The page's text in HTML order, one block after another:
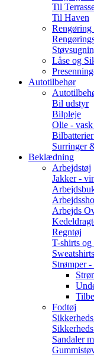
Til
Til Haven
Låse og
Autotilbehør
Bil udstyr
Bilpleje
Olie -
Surringer
Beklædning
Arbejdstøj
Jakker -
Arbejds
Regntøj
T-shirts
Strømper
Fodtøj
Sandaler